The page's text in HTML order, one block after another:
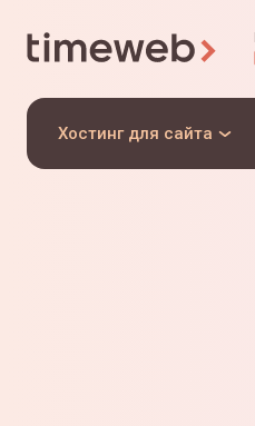
Хостинг для сайта